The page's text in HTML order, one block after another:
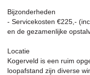
Bijzonderheden
- Servicekosten €225,-
en de gezamenlijke
Locatie
Kogerveld is een ruim
loopafstand zijn diverse